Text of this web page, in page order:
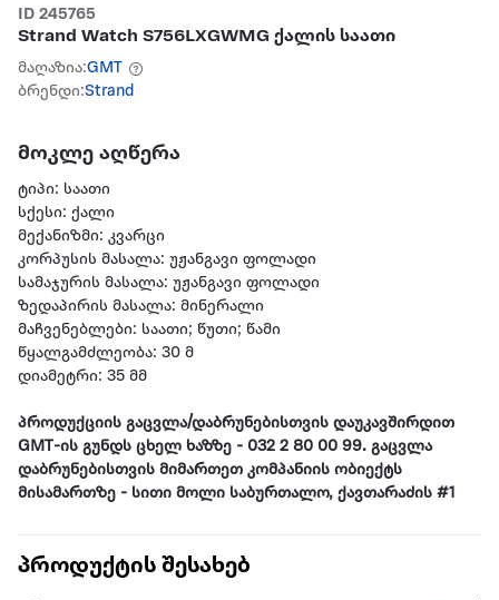
ID 245765
Strand Watch S756LXGWMG ქალის საათი
მაღაზია:GMT
ბრენდი:Strand
მოკლე აღწერა
ტიპი: საათი
სქესი: ქალი
მექანიზმი: კვარცი
კორპუსის მასალა: უჟანგავი ფოლადი
სამაჯურის მასალა: უჟანგავი ფოლადი
ზედაპირის მასალა: მინერალი
მაჩვენებლები: საათი; წუთი; წამი
წყალგამძლეობა: 30 მ
დიამეტრი: 35 მმ
პროდუქციის გაცვლა/დაბრუნებისთვის დაუკავშირდით
GMT-ის გუნდს ცხელ ხაზზე - 032 2 80 00 99. გაცვლა
დაბრუნებისთვის მიმართეთ კომპანიის ობიექტს
მისამართზე - სითი მოლი საბურთალო, ქავთარაძის #1
პროდუქტის შესახებ